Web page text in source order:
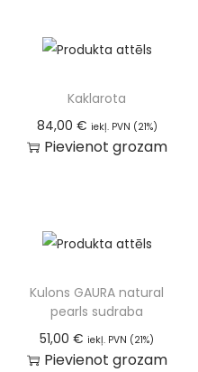
Kaklarota
84,00 € iekļ. PVN (21%)
Pievienot grozam
Kulons GAURA natural
pearls sudraba
51,00€ iekļ. PVN (21%)
Pievienot grozam